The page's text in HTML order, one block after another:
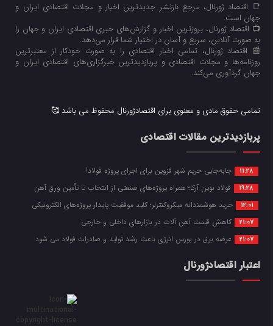
📑 اقتصاد ژورنال، مرجع بازنشر جدیدترین اخبار و مجلات اقتصادی ایران و
جهان است.
📺 اقتصاد ژورنال، بروزترین اخبار و گزارش‌های خبری اقتصادی ایران و جهان را
به صورت آنلاین، سریع و آسان در اختیار شما قرار می‌‌دهد.
📰 اقتصاد ژورنال، تمامی اخبار اقتصادی را به صورت خودکار از معتبرترین
روزنامه‌ها و مجلات اقتصادی و پربازدیدترین خبرگزاری‌های اقتصادی ایران و
جهان گردآوری می‌کند.
تمامی حقوق مادی و معنوی برای اقتصادژورنال محفوظ می باشد 🥰
پربازدیدترین مقالات اقتصادی
11:28 جابه‌جایی حریم شهر قزوین برای اجرای پروژه فولاد!
19:28 فولاد نوین آرکا؛ همراه پروژه‌های صنعتی از انتخاب تا تأمین ورق آهن
12:01 خرید هوشمندانه میکروکنترلر؛ کلید موفقیت پایدار پروژه‌های الکترونیکی
21:07 کاهش قیمت آهن آلات در بازارهای داخلی و خارجی
21:07 عرضه برق در بورس انرژی باعث رشد تولید و صادرات فولاد می شود
اعتبار اقتصادژورنال